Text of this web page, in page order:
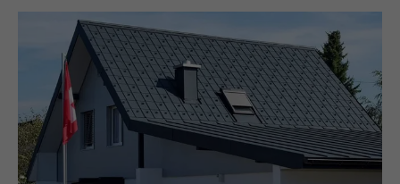
FOLYAMAT 90 nap
CÉL
Teszt jelleggel alkalmazzák annak
ellenőrzésére, hogy a böngésző engedi-
e sütik elhelyezését. Azonosító
jellemzőket nem tartalmaz.
NÉV lang
SZOLGÁLTATÓ LinkedIn
FOLYAMAT Munkamenet
CÉL
A LinkedIn használja, ha egy weboldal
beágyazott nyomonkövetési ablakot
tartalmaz.